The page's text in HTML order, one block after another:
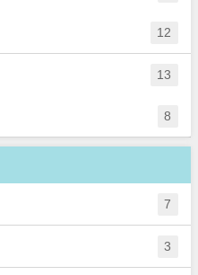
12
13
8
7
3